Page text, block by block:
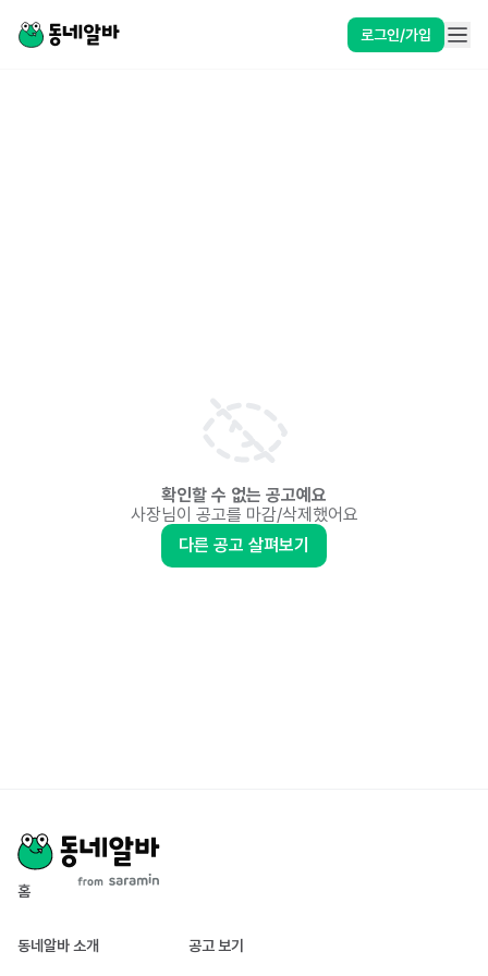
로그인/가입
확인할 수 없는 공고예요
사장님이 공고를 마감/삭제했어요
다른 공고 살펴보기
홈
동네알바 소개 공고 보기